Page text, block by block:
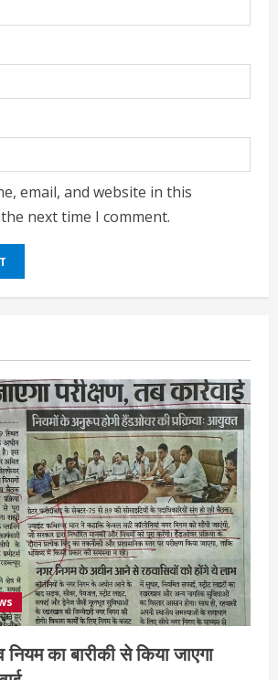
email, and website in this
next time I comment.
नियम का बारीकी से किया जाएगा